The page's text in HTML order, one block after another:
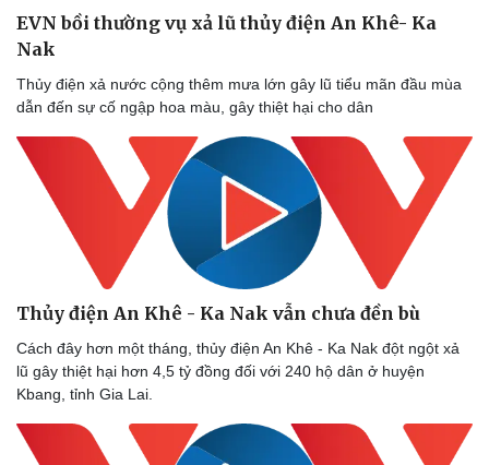
EVN bồi thường vụ xả lũ thủy điện An Khê- Ka
Nak
Thủy điện xả nước cộng thêm mưa lớn gây lũ tiểu mãn đầu mùa
dẫn đến sự cố ngập hoa màu, gây thiệt hại cho dân
Thủy điện An Khê - Ka Nak vẫn chưa đền bù
Cách đây hơn một tháng, thủy điện An Khê - Ka Nak đột ngột xả
lũ gây thiệt hại hơn 4,5 tỷ đồng đối với 240 hộ dân ở huyện
Kbang, tỉnh Gia Lai.